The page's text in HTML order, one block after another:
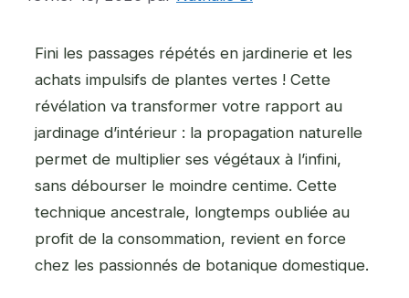
Fini les passages répétés en jardinerie et les
achats impulsifs de plantes vertes ! Cette
révélation va transformer votre rapport au
jardinage d’intérieur : la propagation naturelle
permet de multiplier ses végétaux à l’infini,
sans débourser le moindre centime. Cette
technique ancestrale, longtemps oubliée au
profit de la consommation, revient en force
chez les passionnés de botanique domestique.